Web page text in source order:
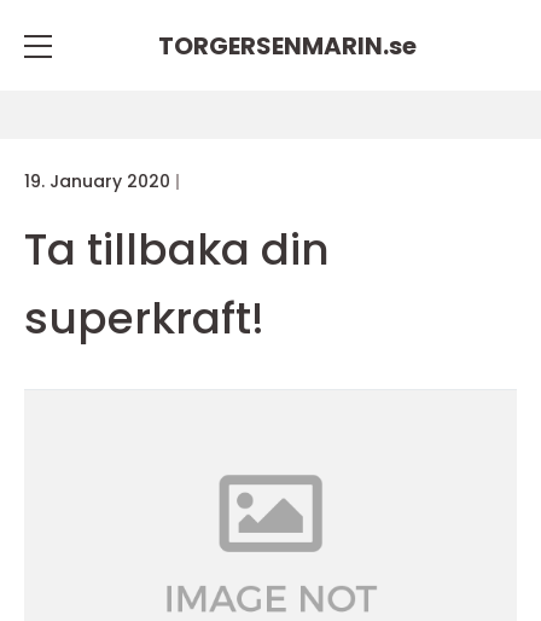
TORGERSENMARIN.se
19. January 2020
Ta tillbaka din
superkraft!